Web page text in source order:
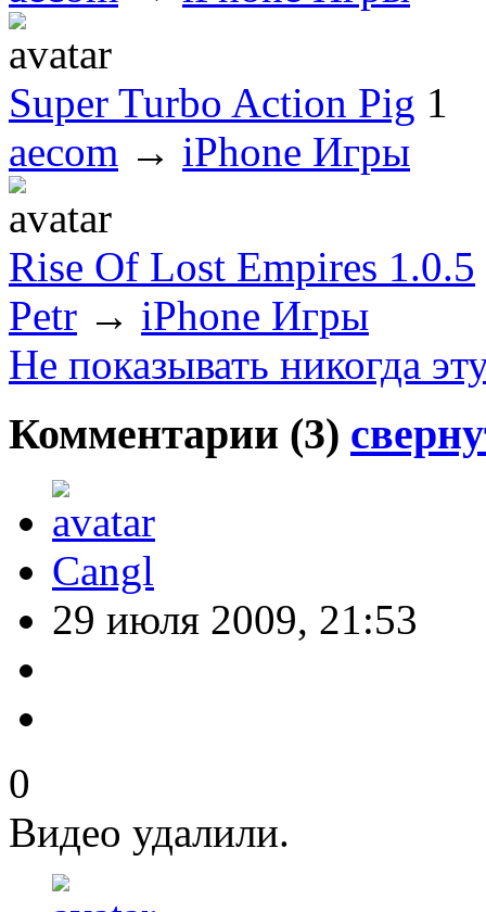
Super Turbo Action Pig 1
aecom → iPhone Игры
Rise Of Lost Empires 1.0.5
Petr → iPhone Игры
Не показывать никогда
Комментарии (3)
Cangl
29 июля 2009, 21:53
0
Видео удалили.